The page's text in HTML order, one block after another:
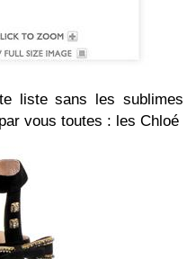
liste sans les sublimes
vous toutes : les Chloé